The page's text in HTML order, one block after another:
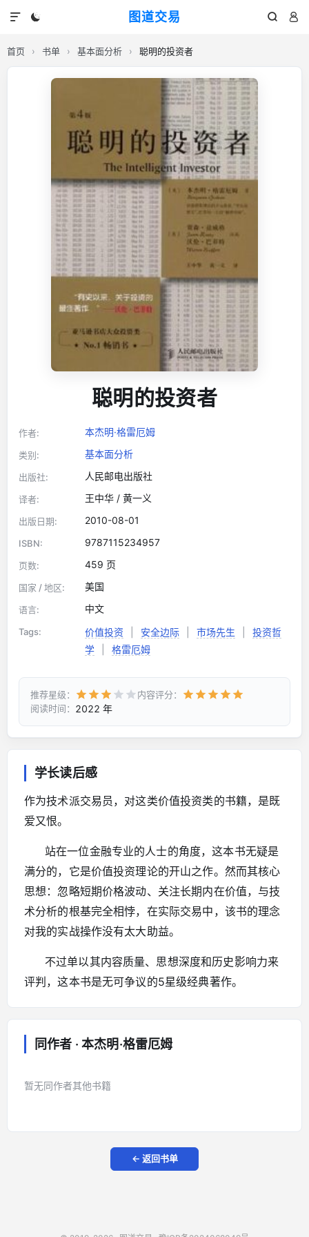
图道交易
  

首页 › 书单 › 基本面分析 › 聪明的投资者
聪明的投资者
作者: 本杰明·格雷厄姆
类别: 基本面分析
出版社: 人民邮电出版社
译者: 王中华 / 黄一义
出版日期: 2010-08-01
ISBN: 9787115234957
页数: 459 页
国家 / 地区: 美国
语言: 中文
Tags: 价值投资 安全边际 市场先生
投资哲
学
格雷厄姆
推荐星级：
内容评分：
阅读时间： 2022 年
学长读后感
作为技术派交易员，对这类价值投资类的书籍，是既
爱又恨。
站在一位金融专业的人士的角度，这本书无疑是
满分的，它是价值投资理论的开山之作。然而其核心
思想：忽略短期价格波动、关注长期内在价值，与技
术分析的根基完全相悖，在实际交易中，该书的理念
对我的实战操作没有太大助益。
不过单以其内容质量、思想深度和历史影响力来
评判，这本书是无可争议的5星级经典著作。
同作者 · 本杰明·格雷厄姆
暂无同作者其他书籍
← 返回书单